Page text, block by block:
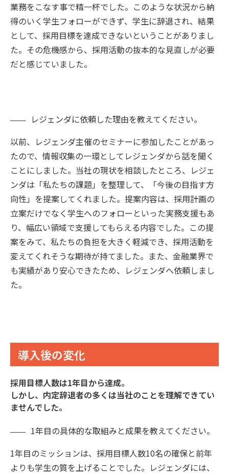
業務をこなす事で精一杯でした。このような状況から納
得のいく学生フォローができず、学生に辞退され、結果
として、採用目標を達成できないということがありまし
た。その危機感から、採用活動の抜本的な見直しが必要
だと感じていました。
レジェンダに依頼した理由を教えてください。
以前、レジェンダ主催のセミナーに参加したことがあっ
たので、情報収集の一環としてレジェンダから話を聞く
ことにしました。当社の現状を相談したところ、レジェ
ンダは「私たちの課題」を整理して、「今後の目指す方
向性」を提案してくれました。提案内容は、採用計画の
立案だけでなく学生へのフォローといった実務支援もあ
り、幅広い領域で支援してもらえる内容でした。この提
案をみて、私たちの負担を大きく軽減でき、採用活動を
変えてくれそうな期待が持てました。また、金融業界で
も実績があり安心できたため、レジェンダへ依頼しまし
た。
導入後の変化
採用目標人数は1年目から達成。
しかし、内定辞退者の多くは当社のことを理解できてい
ませんでした。
1年目の具体的な取組みと成果を教えてください。
1年目のミッションは、採用目標人数10名の確保と前年
よりも学生の質を上げることでした。レジェンダには、